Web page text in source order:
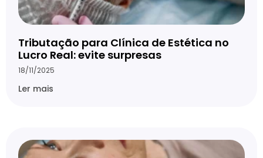
Tributação para Clínica de Estética no
Lucro Real: evite surpresas
18/11/2025
Ler mais